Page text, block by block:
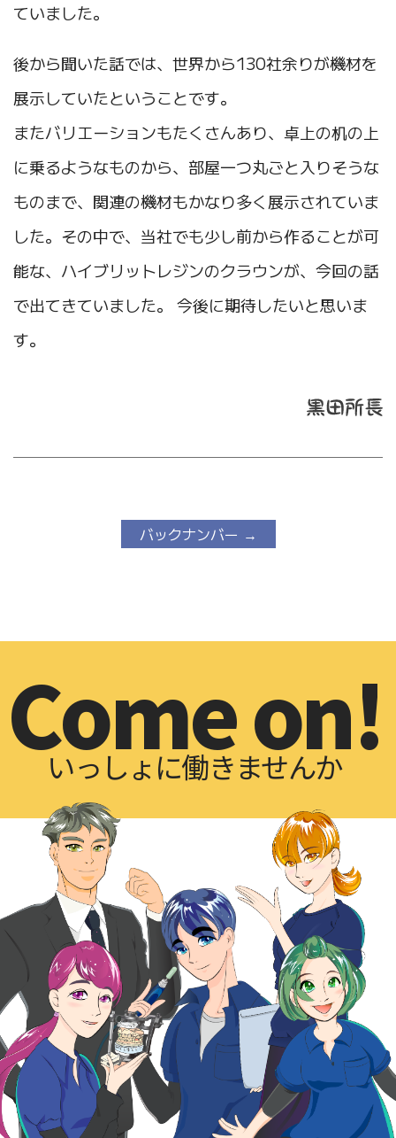
ていました。
後から聞いた話では、世界から130社余りが機材を
展示していたということです。
またバリエーションもたくさんあり、卓上の机の上
に乗るようなものから、部屋一つ丸ごと入りそうな
ものまで、関連の機材もかなり多く展示されていま
した。その中で、当社でも少し前から作ることが可
能な、ハイブリットレジンのクラウンが、今回の話
で出てきていました。 今後に期待したいと思いま
す。
バックナンバー →
Come on!
いっしょに働きませんか